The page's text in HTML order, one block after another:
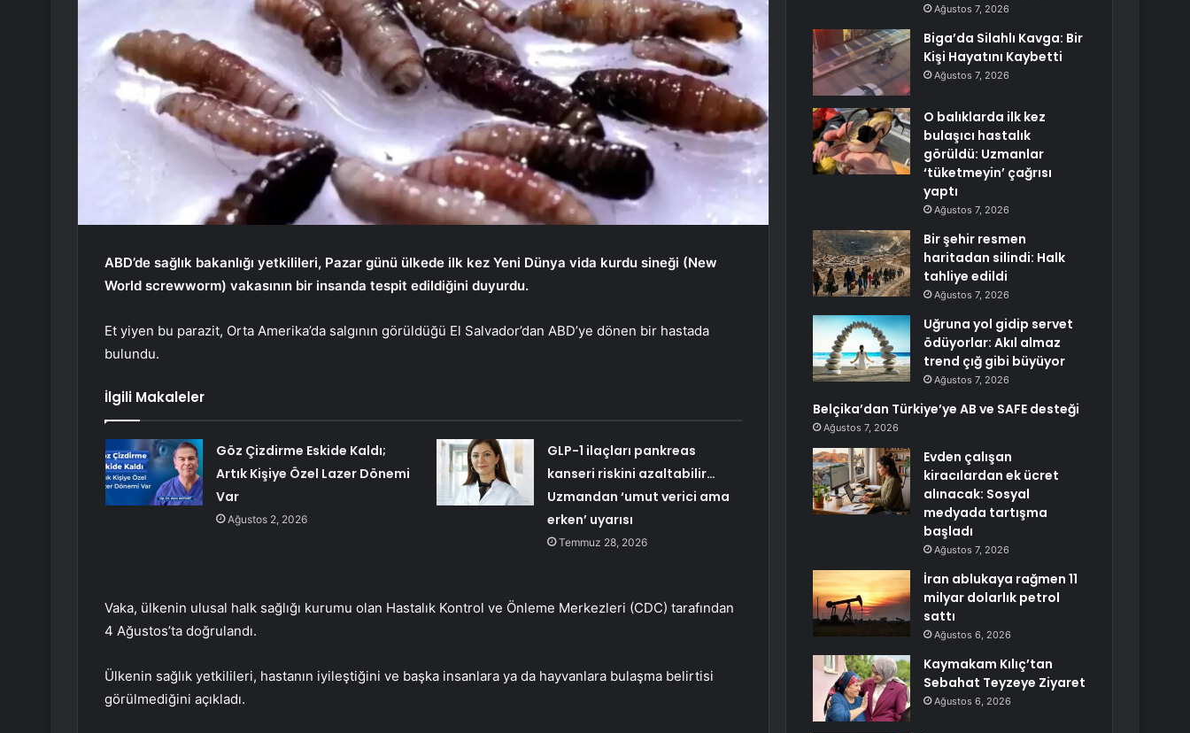
ABD’de sağlık bakanlığı yetkilileri, Pazar günü ülkede ilk kez Yeni Dünya vida kurdu sineği (New
World screwworm) vakasının bir insanda tespit edildiğini duyurdu.
Et yiyen bu parazit, Orta Amerika’da salgının görüldüğü El Salvador’dan ABD’ye dönen bir hastada
bulundu.
İlgili Makaleler
Göz Çizdirme Eskide Kaldı;
Artık Kişiye Özel Lazer Dönemi
Var
Ağustos 2, 2026
GLP-1 ilaçları pankreas
kanseri riskini azaltabilir…
Uzmandan ‘umut verici ama
erken’ uyarısı
Temmuz 28, 2026
Vaka, ülkenin ulusal halk sağlığı kurumu olan Hastalık Kontrol ve Önleme Merkezleri (CDC) tarafından
4 Ağustos’ta doğrulandı.
Ülkenin sağlık yetkilileri, hastanın iyileştiğini ve başka insanlara ya da hayvanlara bulaşma belirtisi
görülmediğini açıkladı.
Ağustos 7, 2026
Biga’da Silahlı Kavga: Bir
Kişi Hayatını Kaybetti
Ağustos 7, 2026
O balıklarda ilk kez
bulaşıcı hastalık
görüldü: Uzmanlar
‘tüketmeyin’ çağrısı
yaptı
Ağustos 7, 2026
Bir şehir resmen
haritadan silindi: Halk
tahliye edildi
Ağustos 7, 2026
Uğruna yol gidip servet
ödüyorlar: Akıl almaz
trend çığ gibi büyüyor
Ağustos 7, 2026
Belçika’dan Türkiye’ye AB ve SAFE desteği
Ağustos 7, 2026
Evden çalışan
kiracılardan ek ücret
alınacak: Sosyal
medyada tartışma
başladı
Ağustos 7, 2026
İran ablukaya rağmen 11
milyar dolarlık petrol
sattı
Ağustos 6, 2026
Kaymakam Kılıç’tan
Sebahat Teyzeye Ziyaret
Ağustos 6, 2026